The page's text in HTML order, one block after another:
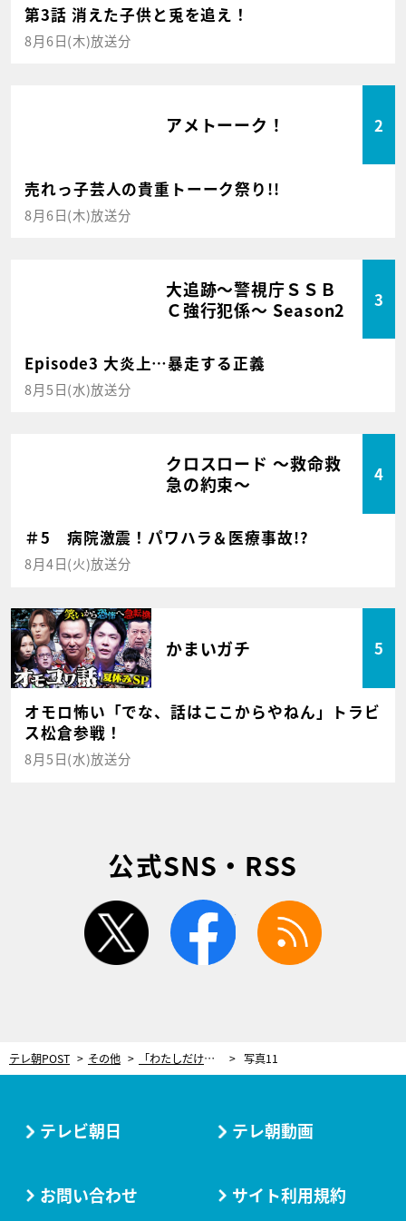
第3話 消えた子供と兎を追え！
8月6日(木)放送分
アメトーーク！ 2
売れっ子芸人の貴重トーーク祭り!!
8月6日(木)放送分
大追跡～警視庁ＳＳＢ
Ｃ強行犯係～ Season2
3
Episode3 大炎上…暴走する正義
8月5日(水)放送分
クロスロード ～救命救
急の約束～
4
＃5 病院激震！パワハラ＆医療事故!?
8月4日(火)放送分
かまいガチ 5
オモロ怖い「でな、話はここからやねん」トラビ
ス松倉参戦！
8月5日(水)放送分
公式SNS・RSS
twitter facebook
テレ朝POST その他 「わたしだけの温泉」。迫力ある渓谷美も味わえる贅沢な時間【秘湯ロマン“げんせん”紹介】 写真11
テレビ朝日 テレ朝動画
お問い合わせ サイト利用規約